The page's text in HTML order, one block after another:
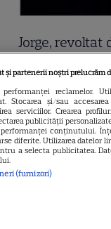
Jorge, revoltat
devastat. Ce
turiștii este
și partenerii noștri prelucrăm
performanței reclamelor.
Stocarea și/sau
serviciilor. Crearea
publicității
performanței conținutului.
diferite. Utilizarea datelor
a selecta publicitatea.
(furnizori)